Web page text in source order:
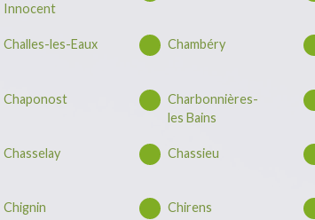
Innocent
Challes-les-Eaux Chambéry
Chaponost
Charbonnières-
les Bains
Chasselay Chassieu
Chignin Chirens